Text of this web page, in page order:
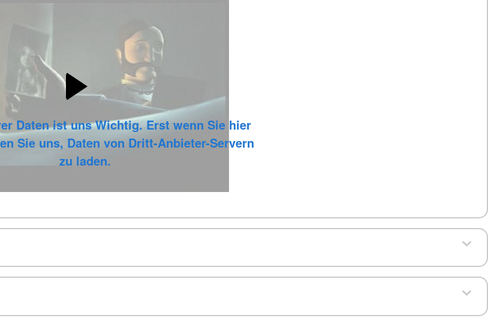
Daten ist uns Wichtig. Erst wenn Sie hier
Sie uns, Daten von Dritt-Anbieter-Servern
zu laden.